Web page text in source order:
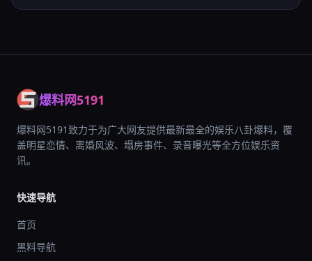
爆料网5191
爆料网5191致力于为广大网友提供最新最全的娱乐八卦爆料，覆
盖明星恋情、离婚风波、塌房事件、录音曝光等全方位娱乐资
讯。
快速导航
首页
黑料导航